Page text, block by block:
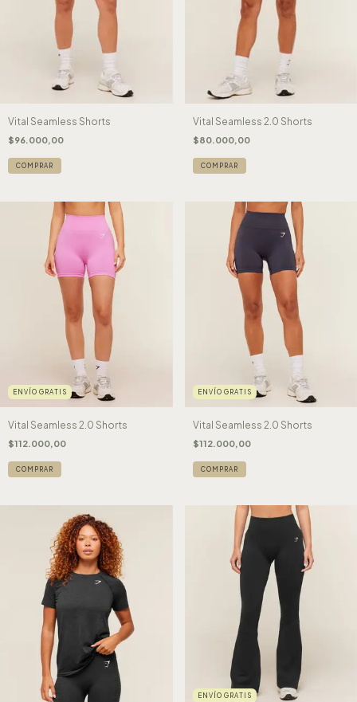
Vital Seamless Shorts
$96.000,00
COMPRAR
Vital Seamless 2.0 Shorts
$80.000,00
COMPRAR
ENVÍO GRATIS
Vital Seamless 2.0 Shorts
$112.000,00
COMPRAR
ENVÍO GRATIS
Vital Seamless 2.0 Shorts
$112.000,00
COMPRAR
ENVÍO GRATIS